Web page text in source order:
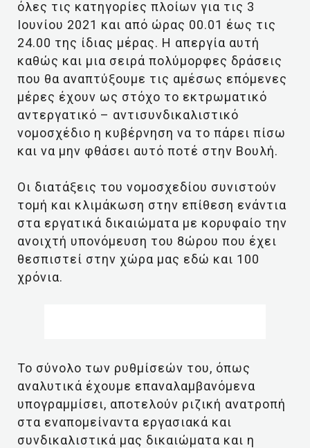
όλες τις κατηγορίες πλοίων για τις 3
Ιουνίου 2021 και από ώρας 00.01 έως τις
24.00 της ίδιας μέρας. Η απεργία αυτή
καθώς και μια σειρά πολύμορφες δράσεις
που θα αναπτύξουμε τις αμέσως επόμενες
μέρες έχουν ως στόχο το εκτρωματικό
αντεργατικό – αντισυνδικαλιστικό
νομοσχέδιο η κυβέρνηση να το πάρει πίσω
και να μην φθάσει αυτό ποτέ στην Βουλή.
Οι διατάξεις του νομοσχεδίου συνιστούν
τομή και κλιμάκωση στην επίθεση ενάντια
στα εργατικά δικαιώματα με κορυφαίο την
ανοιχτή υπονόμευση του 8ώρου που έχει
θεσπιστεί στην χώρα μας εδώ και 100
χρόνια.
Το σύνολο των ρυθμίσεών του, όπως
αναλυτικά έχουμε επαναλαμβανόμενα
υπογραμμίσει, αποτελούν ριζική ανατροπή
στα εναπομείναντα εργασιακά και
συνδικαλιστικά μας δικαιώματα και η